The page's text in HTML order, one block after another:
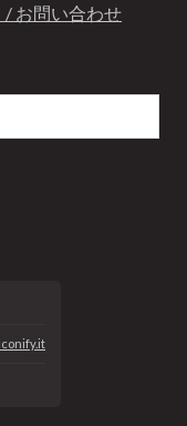
/ お問い合わせ
Iconify.it